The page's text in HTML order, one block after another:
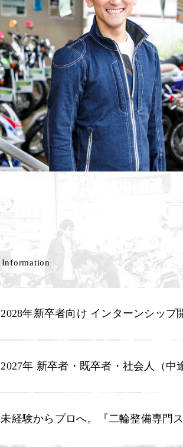
Information
2028年新卒者向け インターンシップ
2027年 新卒者・既卒者・社会人（
未経験からプロへ。『二輪整備専門